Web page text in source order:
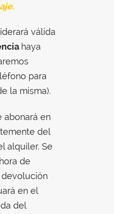
válida
haya
para
la misma).
abonará en
del
alquiler. Se
de
en el
del